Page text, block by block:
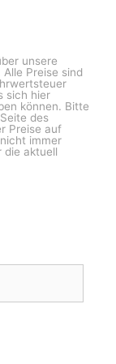
unsere
Preise sind
sich hier
können. Bitte
des
Preise auf
immer
die aktuell